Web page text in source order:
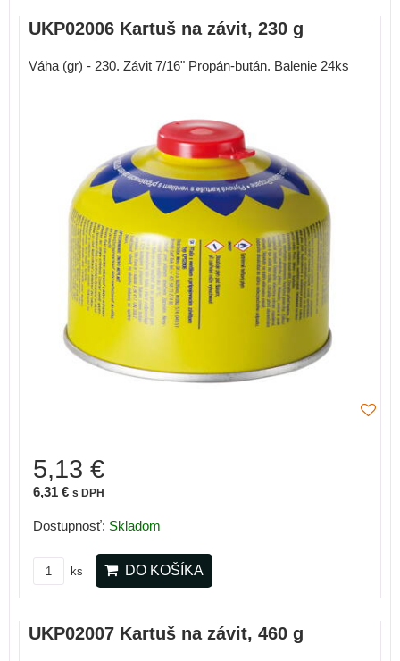
UKP02006 Kartuš na závit, 230 g
Váha (gr) - 230. Závit 7/16" Propán-bután. Balenie 24ks
5,13 €
6,31 € s DPH
Dostupnosť: Skladom
ks DO KOŠÍKA
UKP02007 Kartuš na závit, 460 g